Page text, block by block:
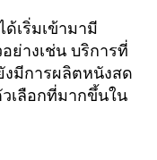
เริ่มเข้ามามี
างเช่น บริการที่
งมีการผลิตหนังสด
เลือกที่มากขึ้นใน